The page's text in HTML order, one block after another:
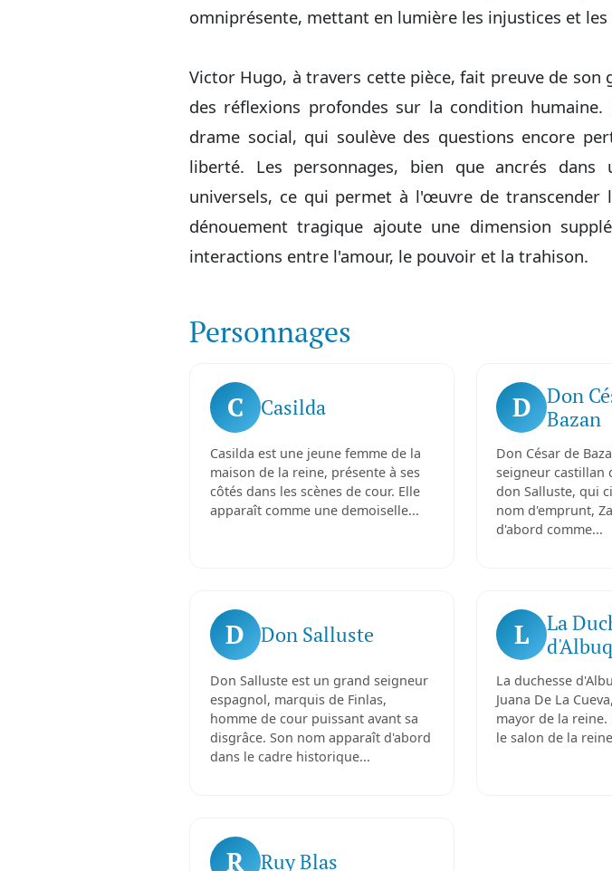
omniprésente, mettant en lumière les injustices et
Victor Hugo, à travers cette pièce, fait preuve de
des réflexions profondes sur la condition
drame social, qui soulève des questions encore
liberté. Les personnages, bien que ancrés dans
universels, ce qui permet à l'œuvre de
dénouement tragique ajoute une dimension
interactions entre l'amour, le pouvoir et la trahison.
Personnages
C Casilda
Casilda est une jeune femme de la
maison de la reine, présente à ses
côtés dans les scènes de cour. Elle
apparaît comme une demoiselle...
D
Don
Bazan
Don César de
seigneur castillan
don Salluste, qui
nom d'emprunt,
d'abord comme...
D Don Salluste
Don Salluste est un grand seigneur
espagnol, marquis de Finlas,
homme de cour puissant avant sa
disgrâce. Son nom apparaît d'abord
dans le cadre historique...
L
La
La duchesse
Juana De La
mayor de la
le salon de la
R Ruy Blas